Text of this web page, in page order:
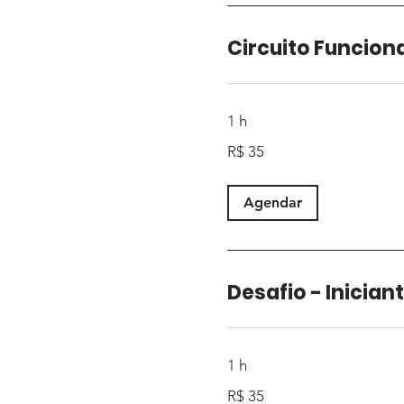
Circuito
1 h
Reais
brasileiros
R$ 35
Agendar
Desafio -
1 h
Reais
R$ 35